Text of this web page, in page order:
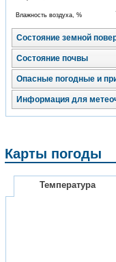
Влажность воздуха, %
Состояние земной
Состояние почвы
Опасные погодные и
Информация для
Карты погоды
Температура